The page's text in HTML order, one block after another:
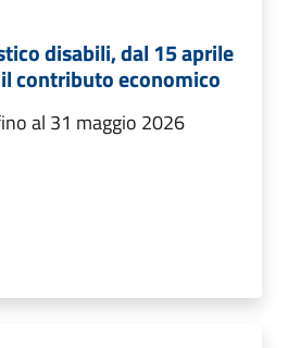
disabili, dal 15 aprile
contributo economico
al 31 maggio 2026